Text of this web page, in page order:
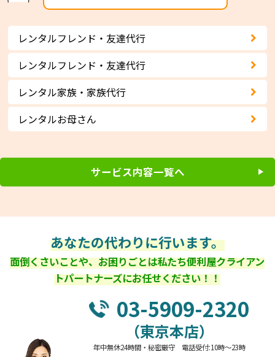
レンタルフレンド・友達代行
レンタルフレンド・友達代行
レンタル家族・家族代行
レンタルお母さん
サービス内容一覧へ
あなたの代わりに行います。
面倒くさいことや、お困りごとは私たち便利屋クライアン
トパートナーズにお任せください！！
03-5909-2320
（東京本店）
年中無休24時間・秘密厳守 電話受付:10時～23時